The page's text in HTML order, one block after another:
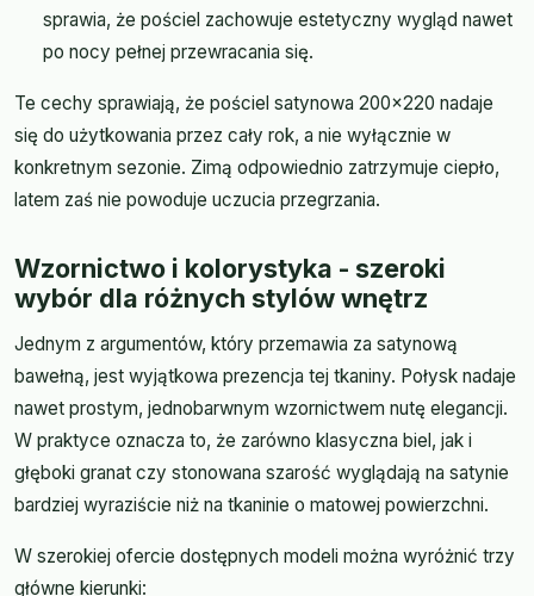
sprawia, że pościel zachowuje estetyczny wygląd nawet
po nocy pełnej przewracania się.
Te cechy sprawiają, że pościel satynowa 200x220 nadaje
się do użytkowania przez cały rok, a nie wyłącznie w
konkretnym sezonie. Zimą odpowiednio zatrzymuje ciepło,
latem zaś nie powoduje uczucia przegrzania.
Wzornictwo i kolorystyka - szeroki
wybór dla różnych stylów wnętrz
Jednym z argumentów, który przemawia za satynową
bawełną, jest wyjątkowa prezencja tej tkaniny. Połysk nadaje
nawet prostym, jednobarwnym wzornictwem nutę elegancji.
W praktyce oznacza to, że zarówno klasyczna biel, jak i
głęboki granat czy stonowana szarość wyglądają na satynie
bardziej wyraziście niż na tkaninie o matowej powierzchni.
W szerokiej ofercie dostępnych modeli można wyróżnić trzy
główne kierunki: